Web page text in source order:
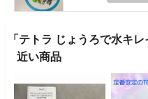
「テトラ じょうろで水キ
近い商品